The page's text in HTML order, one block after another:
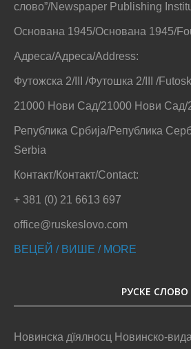
слово”/Newspaper Publishing
Основана 1945/Основана 1945/
Адреса/Адреса/Address:
Футожска 2/III /Футошка 2/III /
21000 Нови Сад/21000 Нови Сад/
Република Србија/Република
Serbia
Контакт/Контакт/Contact:
+ 381 (0) 21 6613 697
office@ruskeslovo.com
ВЕЦЕЙ / ВИШЕ / MORE
РУСКЕ СЛОВО
Новинска дїялносц Новинско-